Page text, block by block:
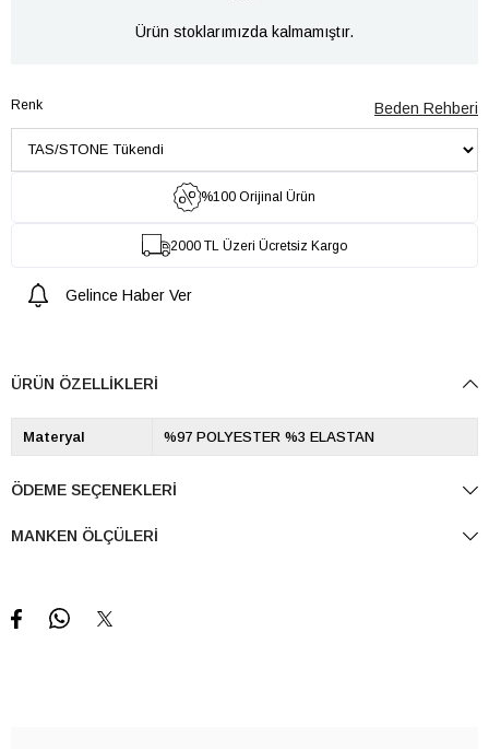
Ürün stoklarımızda kalmamıştır.
Renk Beden Rehberi
%100 Orijinal Ürün
2000 TL Üzeri Ücretsiz Kargo
Gelince Haber Ver
ÜRÜN ÖZELLIKLERI
Materyal %97 POLYESTER %3 ELASTAN
ÖDEME SEÇENEKLERI
MANKEN ÖLÇÜLERI